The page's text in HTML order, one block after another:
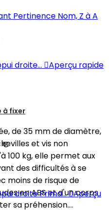
Pertinence Nom, Z à A
Aperçu rapide
à fixer
de 35 mm de diamètre,
et vis non
100 kg, elle permet aux
des difficultés à se
moins de risque de
en ABS et d'un corps
sa préhension....
€
Aperçu